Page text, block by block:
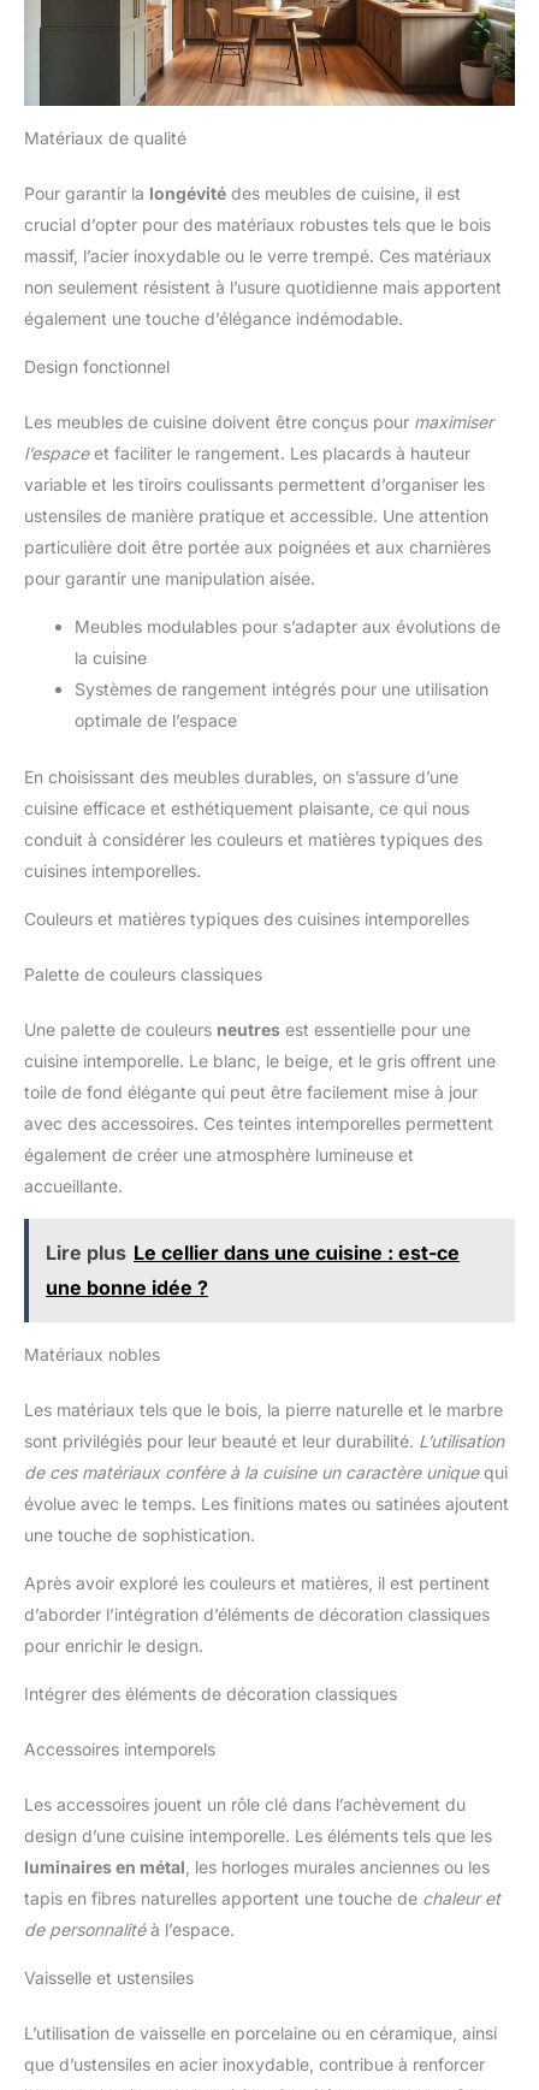
Matériaux de qualité
Pour garantir la longévité des meubles de cuisine, il est
crucial d’opter pour des matériaux robustes tels que le bois
massif, l’acier inoxydable ou le verre trempé. Ces matériaux
non seulement résistent à l’usure quotidienne mais apportent
également une touche d’élégance indémodable.
Design fonctionnel
Les meubles de cuisine doivent être conçus pour maximiser
l’espaceet faciliter le rangement. Les placards à hauteur
variable et les tiroirs coulissants permettent d’organiser les
ustensiles de manière pratique et accessible. Une attention
particulière doit être portée aux poignées et aux charnières
pour garantir une manipulation aisée.
Meubles modulables pour s’adapter aux évolutions de
la cuisine
Systèmes de rangement intégrés pour une utilisation
optimale de l’espace
En choisissant des meubles durables, on s’assure d’une
cuisine efficace et esthétiquement plaisante, ce qui nous
conduit à considérer les couleurs et matières typiques des
cuisines intemporelles.
Couleurs et matières typiques des cuisines intemporelles
Palette de couleurs classiques
Une palette de couleurs neutres est essentielle pour une
cuisine intemporelle. Le blanc, le beige, et le gris offrent une
toile de fond élégante qui peut être facilement mise à jour
avec des accessoires. Ces teintes intemporelles permettent
également de créer une atmosphère lumineuse et
accueillante.
Lire plus Le cellier dans une cuisine : est-ce
une bonne idée ?
Matériaux nobles
Les matériaux tels que le bois, la pierre naturelle et le marbre
sont privilégiés pour leur beauté et leur durabilité. L’utilisation
de ces matériaux confère à la cuisine un caractère uniquequi
évolue avec le temps. Les finitions mates ou satinées ajoutent
une touche de sophistication.
Après avoir exploré les couleurs et matières, il est pertinent
d’aborder l’intégration d’éléments de décoration classiques
pour enrichir le design.
Intégrer des éléments de décoration classiques
Accessoires intemporels
Les accessoires jouent un rôle clé dans l’achèvement du
design d’une cuisine intemporelle. Les éléments tels que les
luminaires en métal , les horloges murales anciennes ou les
tapis en fibres naturelles apportent une touche de chaleur et
de personnalitéà l’espace.
Vaisselle et ustensiles
L’utilisation de vaisselle en porcelaine ou en céramique, ainsi
que d’ustensiles en acier inoxydable, contribue à renforcer